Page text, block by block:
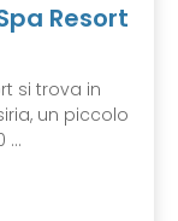
Resort
si trova in
un piccolo